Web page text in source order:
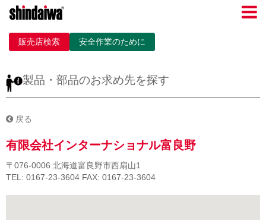
販売店検索 安全作業のために
製品・部品のお求め先を探す
戻る
有限会社インターナショナル富良野
〒076-0006 北海道富良野市西扇山1
TEL: 0167-23-3604 FAX: 0167-23-3604